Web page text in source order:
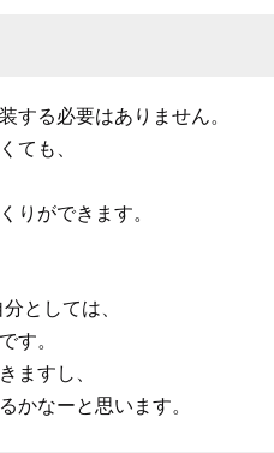
する必要はありません。
ても、
りができます。
としては、
す。
ますし、
かなーと思います。